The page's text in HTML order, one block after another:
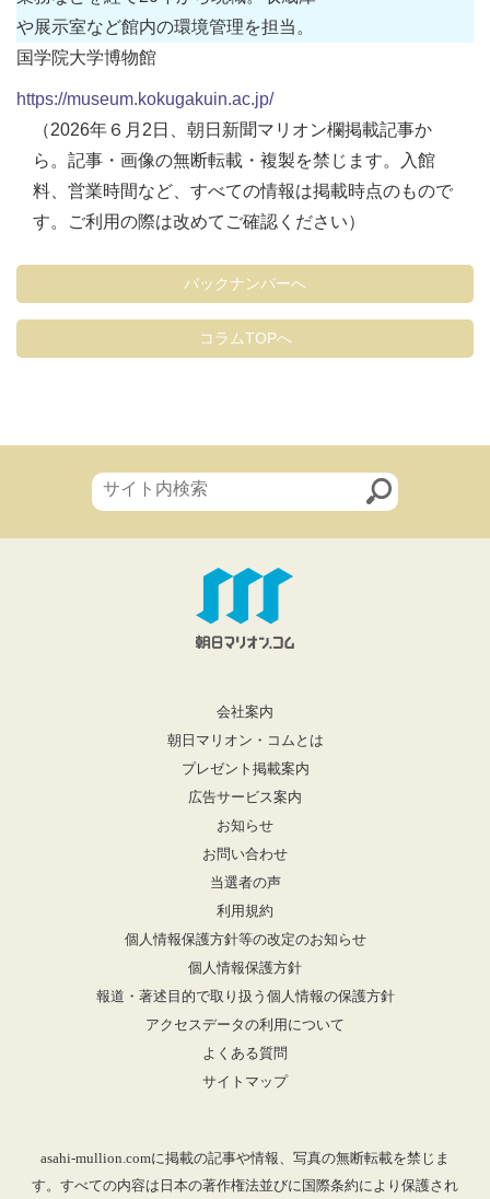
や展示室など館内の環境管理を担当。
国学院大学博物館
https://museum.kokugakuin.ac.jp/
（2026年６月2日、朝日新聞マリオン欄掲載記事か
ら。記事・画像の無断転載・複製を禁じます。入館
料、営業時間など、すべての情報は掲載時点のもので
す。ご利用の際は改めてご確認ください）
バックナンバーへ
コラムTOPへ
会社案内
朝日マリオン・コムとは
プレゼント掲載案内
広告サービス案内
お知らせ
お問い合わせ
当選者の声
利用規約
個人情報保護方針等の改定のお知らせ
個人情報保護方針
報道・著述目的で取り扱う個人情報の保護方針
アクセスデータの利用について
よくある質問
サイトマップ
asahi-mullion.comに掲載の記事や情報、写真の無断転載を禁じま
す。すべての内容は日本の著作権法並びに国際条約により保護され